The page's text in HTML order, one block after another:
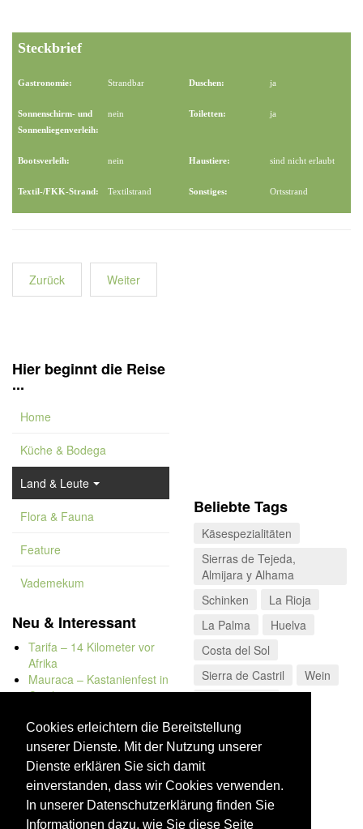
Cookies erleichtern die Bereitstellung
unserer Dienste. Mit der Nutzung unserer
Dienste erklären Sie sich damit
einverstanden, dass wir Cookies verwenden.
In unserer Datenschutzerklärung finden Sie
Informationen dazu, wie Sie diese Seite
Steckbrief
Gastronomie: Strandbar Duschen: ja
Sonnenschirm- und
Sonnenliegenverleih:
nein Toiletten: ja
Bootsverleih: nein Haustiere: sind nicht erlaubt
Textil-/FKK-Strand: Textilstrand Sonstiges: Ortsstrand
Zurück Weiter
Hier beginnt die Reise
...
Home
Küche & Bodega
Land & Leute
Flora & Fauna
Feature
Vademekum
Neu & Interessant
Tarifa – 14 Kilometer vor
Afrika
Mauraca – Kastanienfest in
Capileira
Bolonia
Kap Trafalgar
Düne von Bolonia
Beliebte Tags
Käsespezialitäten
Sierras de Tejeda,
Almijara y Alhama
Schinken
La Rioja
La Palma
Huelva
Costa del Sol
Sierra de Castril
Wein